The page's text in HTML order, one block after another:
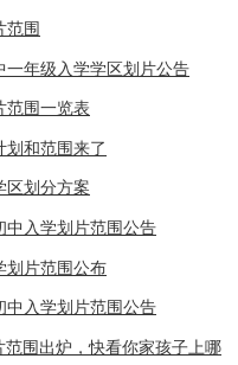
范围
一年级入学学区划片公告
范围一览表
划和范围来了
区划分方案
中入学划片范围公告
划片范围公布
中入学划片范围公告
范围出炉，快看你家孩子上哪